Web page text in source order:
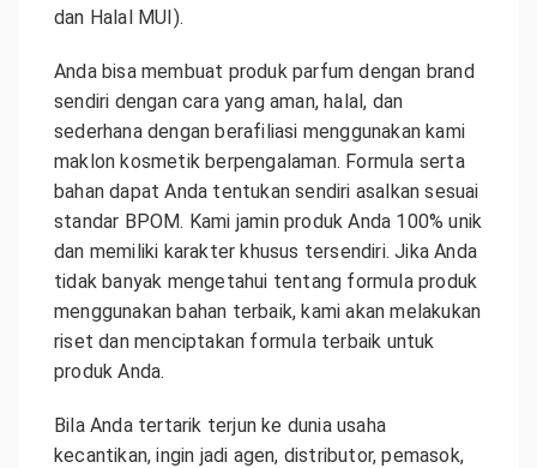
dan Halal MUI).
Anda bisa membuat produk parfum dengan brand
sendiri dengan cara yang aman, halal, dan
sederhana dengan berafiliasi menggunakan kami
maklon kosmetik berpengalaman. Formula serta
bahan dapat Anda tentukan sendiri asalkan sesuai
standar BPOM. Kami jamin produk Anda 100% unik
dan memiliki karakter khusus tersendiri. Jika Anda
tidak banyak mengetahui tentang formula produk
menggunakan bahan terbaik, kami akan melakukan
riset dan menciptakan formula terbaik untuk
produk Anda.
Bila Anda tertarik terjun ke dunia usaha
kecantikan, ingin jadi agen, distributor, pemasok,